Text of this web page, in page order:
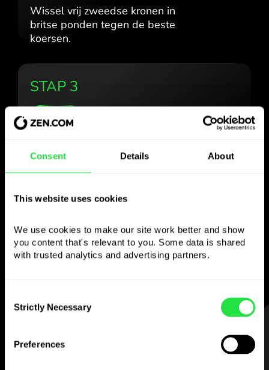
Consent Details About
This website uses cookies
We use cookies to make our site work better and show
you content that's relevant to you. Some data is shared
with trusted analytics and advertising partners.
Selection
Strictly Necessary
Preferences
Wissel vrij zweedse kronen in
britse ponden tegen de beste
koersen.
STAP 3
Gebruik de gekozen
zoals je wilt
Stuur geld naar het buitenland,
neem op bij geldautomaten zonder